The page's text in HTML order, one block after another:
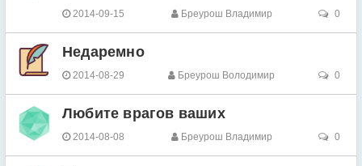
2014-09-15 Бреурош Владимир 0
Недаремно
2014-08-29 Бреурош Володимир 0
Любите врагов ваших
2014-08-08 Бреурош Владимир 0